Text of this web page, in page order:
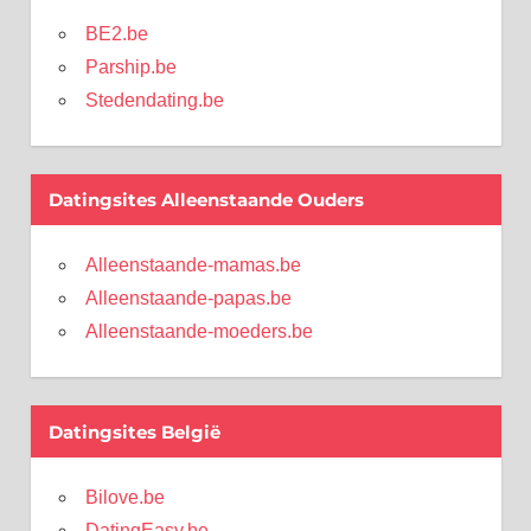
BE2.be
Parship.be
Stedendating.be
Datingsites Alleenstaande Ouders
Alleenstaande-mamas.be
Alleenstaande-papas.be
Alleenstaande-moeders.be
Datingsites België
Bilove.be